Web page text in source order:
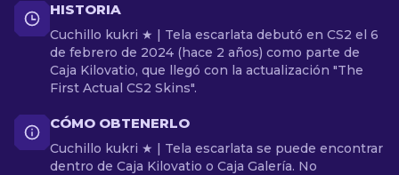
HISTORIA
Cuchillo kukri ★ | Tela escarlata debutó en CS2 el 6
de febrero de 2024 (hace 2 años) como parte de
Caja Kilovatio, que llegó con la actualización "The
First Actual CS2 Skins".
CÓMO OBTENERLO
Cuchillo kukri ★ | Tela escarlata se puede encontrar
dentro de Caja Kilovatio o Caja Galería. No